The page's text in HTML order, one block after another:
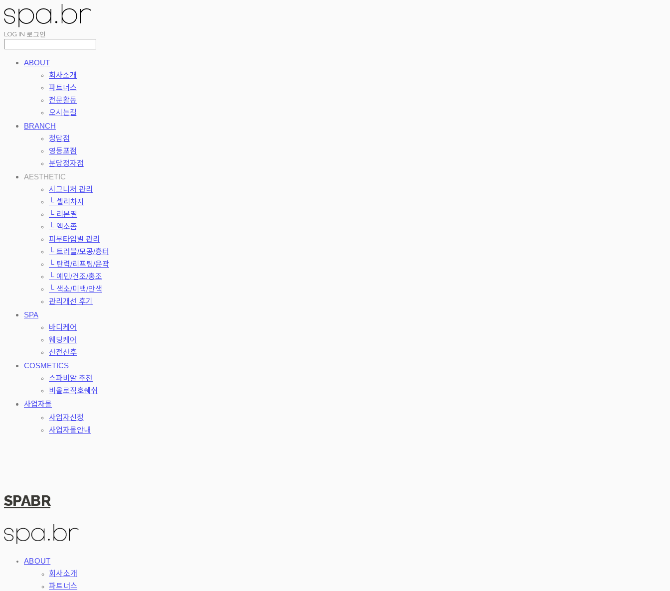
LOG IN 로그인
ABOUT
회사소개
파트너스
전문활동
오시는길
BRANCH
청담점
영등포점
분당정자점
AESTHETIC
시그니처 관리
└ 셀리차지
└ 리본필
└ 엑소좀
피부타입별 관리
└ 트러블/모공/흉터
└ 탄력/리프팅/윤곽
└ 예민/건조/홍조
└ 색소/미백/안색
관리개선 후기
SPA
바디케어
웨딩케어
산전산후
COSMETICS
스파비알 추천
비올로직호쉐쉬
사업자몰
사업자신청
사업자몰안내
SPABR
ABOUT
회사소개
파트너스